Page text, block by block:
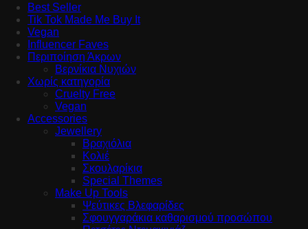
Best Seller
Tik Tok Made Me Buy It
Vegan
Influencer Faves
Περιποίηση Άκρων
Βερνίκια Νυχιών
Χωρίς κατηγορία
Cruelty Free
Vegan
Accessories
Jewellery
Βραχιόλια
Κολιέ
Σκουλαρίκια
Special Themes
Make Up Tools
Ψεύτικες Βλεφαρίδες
Σφουγγαράκια καθαρισμού προσώπου